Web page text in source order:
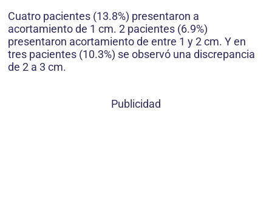
Cuatro pacientes (13.8%) presentaron a
acortamiento de 1 cm. 2 pacientes (6.9%)
presentaron acortamiento de entre 1 y 2 cm. Y en
tres pacientes (10.3%) se observó una discrepancia
de 2 a 3 cm.
Publicidad